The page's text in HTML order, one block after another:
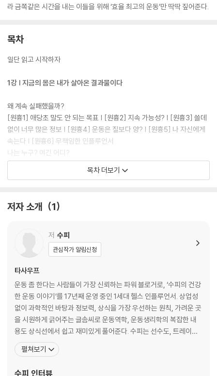
라 금쪽같은 시간을 내는 이들을 위해 ‘효율 최고의 운동’만 딱딱 짚어준다.
목차
일단 읽고 시작하자
1강 | 지금의 몸은 내가 살아온 결과물이다
왜 계속 실패했을까?
[원흉1] 애당초 말도 안 되는 목표 | [원흉2] 지속 가능성? | [원흉3] 쓸데
없이 너무 많은 정보 | [원흉4] 운동은 질보다 양? | [원흉5] 나 자신에게
속는다 | [원흉6] 무책임한 인플루언서
나는 누구? 여긴 어디?
난 뚱뚱한 걸까, 마른 걸까?
불룩한 배를 어찌할까
윗배만 남산만하다고? | 다른 곳은 다 괜찮은데 왜 아랫배만? | 이름만 듣
기 좋은 러브핸들
어좁이 탈출하기(자매품 얼큰이)
수영선수의 어깨는 뭐가 다를까? | 어깨를 넓히는 운동은?
엉덩이가 처졌어요, 엉엉엉 ㅠ.ㅠ
엉짱이 드문 이유1 - 원래 그렇다 | 엉짱이 드문 이유2 - 안 쓴다 | 엉덩이
운동 - 집부터 야외, 헬스장까지
살을 뺄 것인가, 가슴을 지킬 것인가 | 가슴이 최대한 돋보이는 방법은 없
없는 시간 쥐어짜내 운동하기
목차 더보기
저자 소개 1
저 수피
관심작가 알림신청
타사우프
운동 좀 한다는 사람들이 가장 신뢰하는 파워 블로거로, ‘수피의 건강
한 운동 이야기’를 17년째 운영 중인 1세대 헬스 인플루언서. 상업성
없이 과학적인 바탕과 정보력, 상식을 가장 우선하는 원칙, 가려운 곳
을 시원하게 긁어주는 글솜씨로 운동역학, 운동생리학의 복잡한 내
용도 상식선에서 쉽고 재미있게 풀어준다. 수피는 선수도, 트레이너
도 아니다. 공학도 출신으로 유학 시절 접한 조정을 시작으로 30여
년간 피트니스, 수영, 마라톤, 격투기 등 여러 운동을 거쳤다. 체육학
펼쳐보기
수피 인터뷰